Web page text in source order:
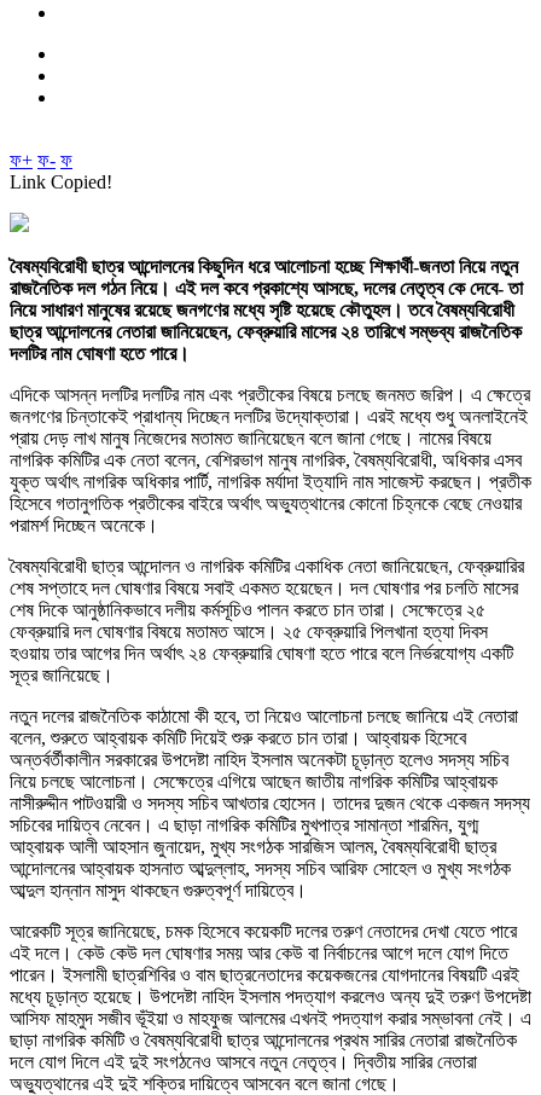
ফ+ ফ- ফ
Link Copied!
বৈষম্যবিরোধী ছাত্র আন্দোলনের কিছুদিন ধরে আলোচনা হচ্ছে শিক্ষার্থী-জনতা নিয়ে নতুন
রাজনৈতিক দল গঠন নিয়ে। এই দল কবে প্রকাশ্যে আসছে, দলের নেতৃত্ব কে দেবে- তা
নিয়ে সাধারণ মানুষের রয়েছে জনগণের মধ্যে সৃষ্টি হয়েছে কৌতুহল। তবে বৈষম্যবিরোধী
ছাত্র আন্দোলনের নেতারা জানিয়েছেন, ফেব্রুয়ারি মাসের ২৪ তারিখে সম্ভব্য রাজনৈতিক
দলটির নাম ঘোষণা হতে পারে।
এদিকে আসন্ন দলটির দলটির নাম এবং প্রতীকের বিষয়ে চলছে জনমত জরিপ। এ ক্ষেত্রে
জনগণের চিন্তাকেই প্রাধান্য দিচ্ছেন দলটির উদ্যোক্তারা। এরই মধ্যে শুধু অনলাইনেই
প্রায় দেড় লাখ মানুষ নিজেদের মতামত জানিয়েছেন বলে জানা গেছে। নামের বিষয়ে
নাগরিক কমিটির এক নেতা বলেন, বেশিরভাগ মানুষ নাগরিক, বৈষম্যবিরোধী, অধিকার এসব
যুক্ত অর্থাৎ নাগরিক অধিকার পার্টি, নাগরিক মর্যাদা ইত্যাদি নাম সাজেস্ট করছেন। প্রতীক
হিসেবে গতানুগতিক প্রতীকের বাইরে অর্থাৎ অভ্যুত্থানের কোনো চিহ্নকে বেছে নেওয়ার
পরামর্শ দিচ্ছেন অনেকে।
বৈষম্যবিরোধী ছাত্র আন্দোলন ও নাগরিক কমিটির একাধিক নেতা জানিয়েছেন, ফেব্রুয়ারির
শেষ সপ্তাহে দল ঘোষণার বিষয়ে সবাই একমত হয়েছেন। দল ঘোষণার পর চলতি মাসের
শেষ দিকে আনুষ্ঠানিকভাবে দলীয় কর্মসূচিও পালন করতে চান তারা। সেক্ষেত্রে ২৫
ফেব্রুয়ারি দল ঘোষণার বিষয়ে মতামত আসে। ২৫ ফেব্রুয়ারি পিলখানা হত্যা দিবস
হওয়ায় তার আগের দিন অর্থাৎ ২৪ ফেব্রুয়ারি ঘোষণা হতে পারে বলে নির্ভরযোগ্য একটি
সূত্র জানিয়েছে।
নতুন দলের রাজনৈতিক কাঠামো কী হবে, তা নিয়েও আলোচনা চলছে জানিয়ে এই নেতারা
বলেন, শুরুতে আহ্বায়ক কমিটি দিয়েই শুরু করতে চান তারা। আহ্বায়ক হিসেবে
অন্তর্বর্তীকালীন সরকারের উপদেষ্টা নাহিদ ইসলাম অনেকটা চূড়ান্ত হলেও সদস্য সচিব
নিয়ে চলছে আলোচনা। সেক্ষেত্রে এগিয়ে আছেন জাতীয় নাগরিক কমিটির আহ্বায়ক
নাসীরুদ্দীন পাটওয়ারী ও সদস্য সচিব আখতার হোসেন। তাদের দুজন থেকে একজন সদস্য
সচিবের দায়িত্ব নেবেন। এ ছাড়া নাগরিক কমিটির মুখপাত্র সামান্তা শারমিন, যুগ্ম
আহ্বায়ক আলী আহসান জুনায়েদ, মুখ্য সংগঠক সারজিস আলম, বৈষম্যবিরোধী ছাত্র
আন্দোলনের আহ্বায়ক হাসনাত আব্দুল্লাহ, সদস্য সচিব আরিফ সোহেল ও মুখ্য সংগঠক
আব্দুল হান্নান মাসুদ থাকছেন গুরুত্বপূর্ণ দায়িত্বে।
আরেকটি সূত্র জানিয়েছে, চমক হিসেবে কয়েকটি দলের তরুণ নেতাদের দেখা যেতে পারে
এই দলে। কেউ কেউ দল ঘোষণার সময় আর কেউ বা নির্বাচনের আগে দলে যোগ দিতে
পারেন। ইসলামী ছাত্রশিবির ও বাম ছাত্রনেতাদের কয়েকজনের যোগদানের বিষয়টি এরই
মধ্যে চূড়ান্ত হয়েছে। উপদেষ্টা নাহিদ ইসলাম পদত্যাগ করলেও অন্য দুই তরুণ উপদেষ্টা
আসিফ মাহমুদ সজীব ভূঁইয়া ও মাহফুজ আলমের এখনই পদত্যাগ করার সম্ভাবনা নেই। এ
ছাড়া নাগরিক কমিটি ও বৈষম্যবিরোধী ছাত্র আন্দোলনের প্রথম সারির নেতারা রাজনৈতিক
দলে যোগ দিলে এই দুই সংগঠনেও আসবে নতুন নেতৃত্ব। দ্বিতীয় সারির নেতারা
অভ্যুত্থানের এই দুই শক্তির দায়িত্বে আসবেন বলে জানা গেছে।